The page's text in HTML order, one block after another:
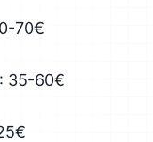
70€
: 35-60€